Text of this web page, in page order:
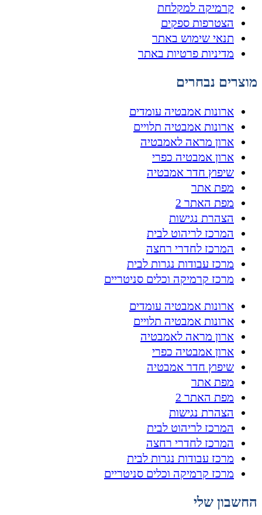
קרמיקה למקלחת
הצטרפות ספקים
תנאי שימוש באתר
מדיניות פרטיות באתר
מוצרים נבחרים
ארונות אמבטיה עומדים
ארונות אמבטיה תלויים
ארון מראה לאמבטיה
ארון אמבטיה כפרי
שיפוץ חדר אמבטיה
מפת אתר
מפת האתר 2
הצהרת נגישות
המרכז לריהוט לבית
המרכז לחדרי רחצה
מרכז עבודות נגרות לבית
מרכז קרמיקה וכלים סניטריים
ארונות אמבטיה עומדים
ארונות אמבטיה תלויים
ארון מראה לאמבטיה
ארון אמבטיה כפרי
שיפוץ חדר אמבטיה
מפת אתר
מפת האתר 2
הצהרת נגישות
המרכז לריהוט לבית
המרכז לחדרי רחצה
מרכז עבודות נגרות לבית
מרכז קרמיקה וכלים סניטריים
החשבון שלי